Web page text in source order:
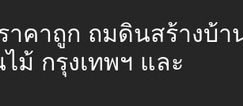
คาถูก ถมดินสร้างบ้า
ม้ กรุงเทพฯ และ